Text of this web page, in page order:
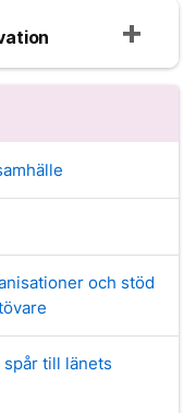
och stöd
till länets